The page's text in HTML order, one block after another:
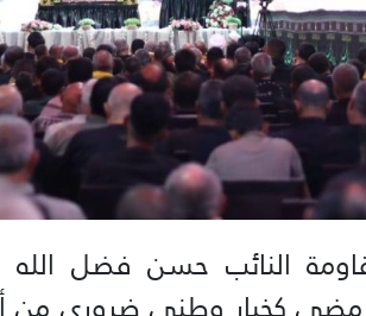
النائب حسن فضل الله